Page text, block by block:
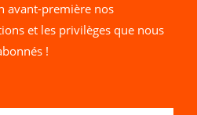
avant-première nos
et les privilèges que nous
!